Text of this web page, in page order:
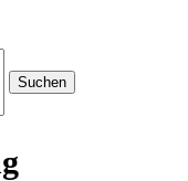
Vergleich